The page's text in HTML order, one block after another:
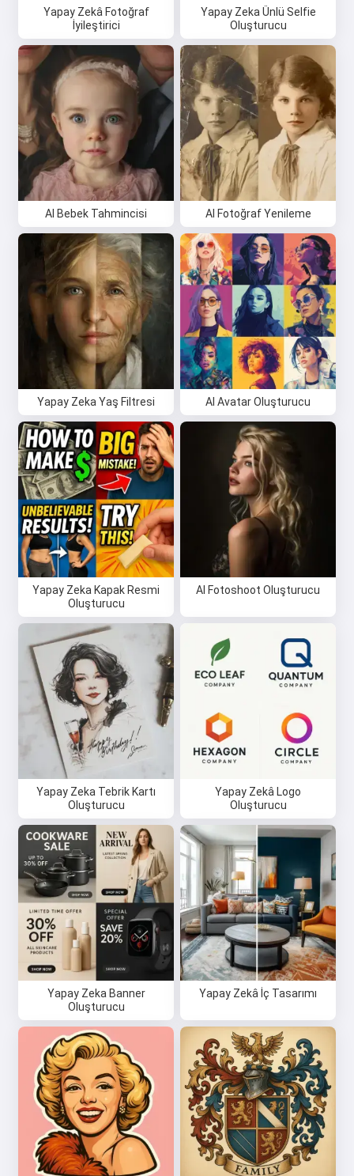
Yapay Zekâ Fotoğraf
İyileştirici
Yapay Zeka Ünlü Selfie
Oluşturucu
AI Bebek Tahmincisi AI Fotoğraf Yenileme
Yapay Zeka Yaş Filtresi AI Avatar Oluşturucu
Yapay Zeka Kapak Resmi
Oluşturucu
AI Fotoshoot Oluşturucu
Yapay Zeka Tebrik Kartı
Oluşturucu
Yapay Zekâ Logo
Oluşturucu
Yapay Zeka Banner
Oluşturucu
Yapay Zekâ İç Tasarımı